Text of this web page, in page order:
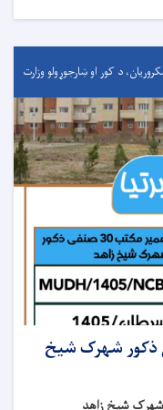
د کور او ښارجوړولو وزارت
مکتب 30 صنفی ذکور شهرک شیخ